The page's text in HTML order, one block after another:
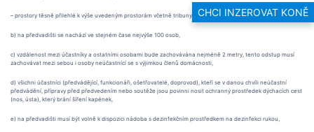
CHCI INZEROVAT KONĚ
– prostory těsně přilehlé k výše uvedeným prostorám včetně tribuny a přilehlých cest
b) na předvadišti se nachází ve stejném čase nejvýše 100 osob,
c) vzdálenost mezi účastníky a ostatními osobami bude zachovávána nejméně 2 metry, tento odstup musí
zachovávat mezi sebou i osoby neúčastnící se s výjimkou členů domácnosti,
d) všichni účastníci (předvádějící, funkcionáři, ošetřovatelé, doprovod), kteří se v danou chvíli neúčastní
předvádění, přípravy před předvedením nebo soutěže jsou povinni nosit ochranný prostředek dýchacích cest
(nos, ústa), který brání šíření kapének,
e) na předvadišti musí být volně k dispozici nádoba s dezinfekčním prostředkem na dezinfekci rukou,